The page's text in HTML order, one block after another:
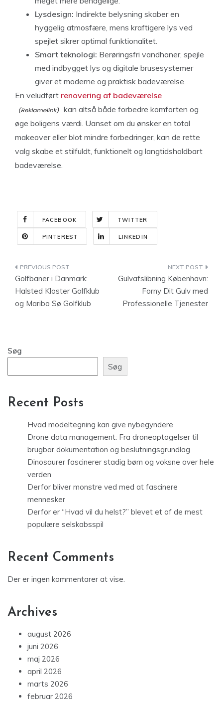
Lysdesign: Indirekte belysning skaber en
hyggelig atmosfære, mens kraftigere lys ved
spejlet sikrer optimal funktionalitet.
Smart teknologi: Berøringsfri vandhaner, spejle
med indbygget lys og digitale brusesystemer
giver et moderne og praktisk badeværelse.
En veludført renovering af badeværelse
kan altså både forbedre komforten og
øge boligens værdi. Uanset om du ønsker en total
makeover eller blot mindre forbedringer, kan de rette
valg skabe et stilfuldt, funktionelt og langtidsholdbart
badeværelse.
FACEBOOK TWITTER
PINTEREST LINKEDIN
Indlægsnavigation
Golfbaner i Danmark:
Halsted Kloster Golfklub
og Maribo Sø Golfklub
Gulvafslibning København:
Forny Dit Gulv med
Professionelle Tjenester
Søg
Søg
Recent Posts
Hvad modeltegning kan give nybegyndere
Drone data management: Fra droneoptagelser til
brugbar dokumentation og beslutningsgrundlag
Dinosaurer fascinerer stadig børn og voksne over hele
verden
Derfor bliver monstre ved med at fascinere
mennesker
Derfor er “Hvad vil du helst?” blevet et af de mest
populære selskabsspil
Recent Comments
Der er ingen kommentarer at vise.
Archives
august 2026
juni 2026
maj 2026
april 2026
marts 2026
februar 2026